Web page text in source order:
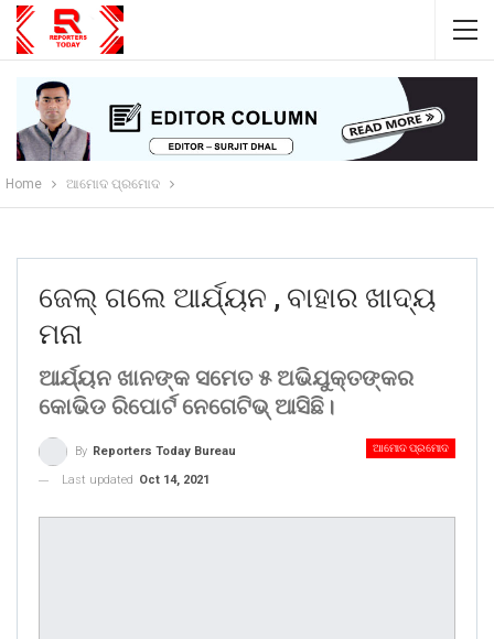
Home ଆମୋଦ ପ୍ରମୋଦ
ଜେଲ୍ ଗଲେ ଆର୍ଯ୍ୟନ , ବାହାର ଖାଦ୍ୟ
ମନା
ଆର୍ଯ୍ୟନ ଖାନଙ୍କ ସମେତ ୫ ଅଭିଯୁକ୍ତଙ୍କର
କୋଭିଡ ରିପୋର୍ଟ ନେଗେଟିଭ୍ ଆସିଛି।
ଆମୋଦ ପ୍ରମୋଦ
By Reporters Today Bureau
Last updated Oct 14, 2021